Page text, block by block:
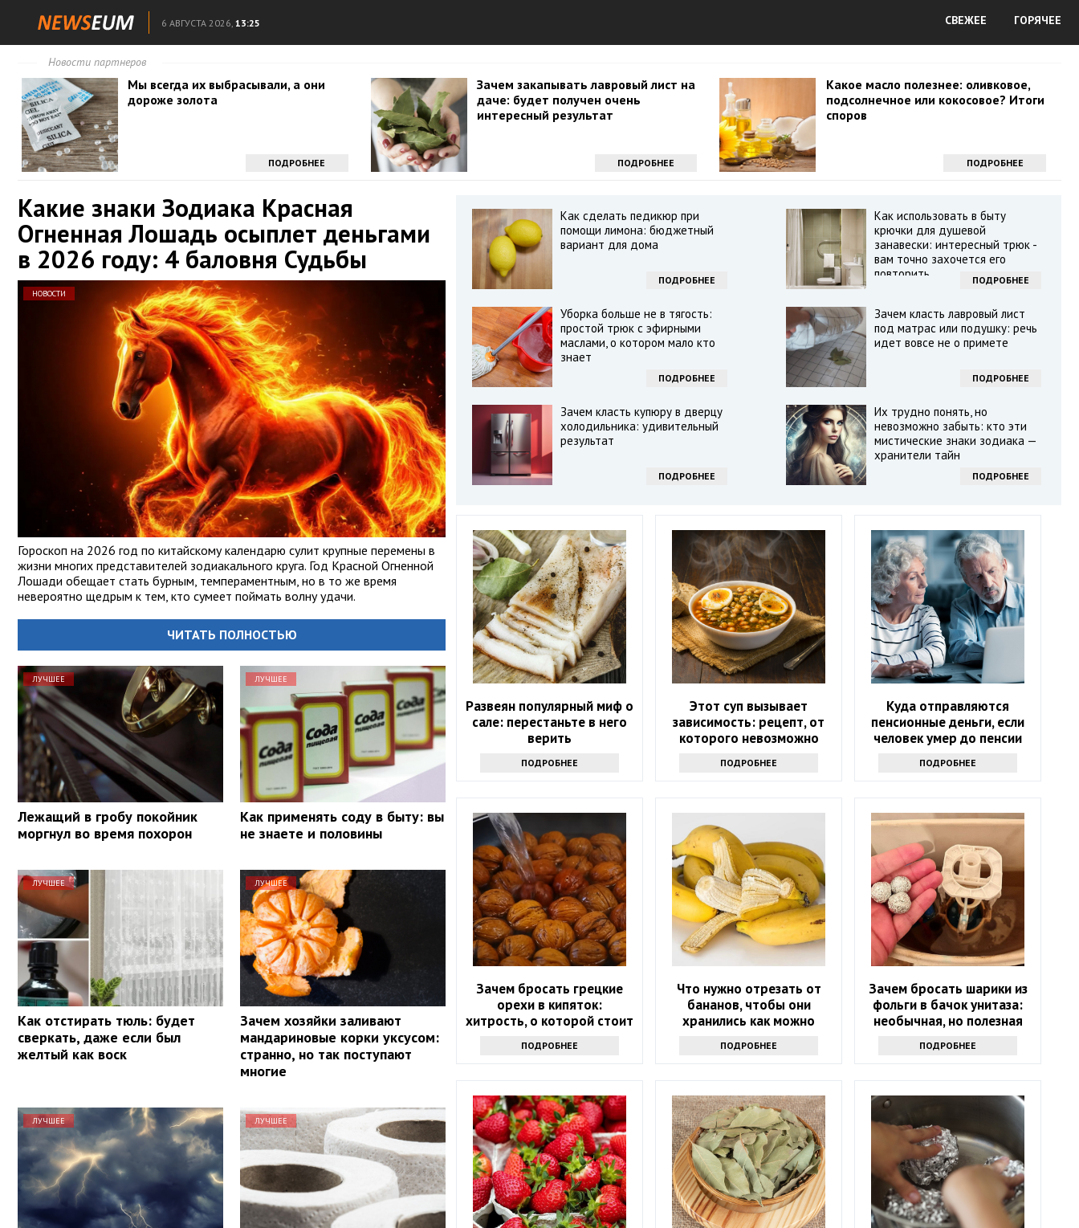
6 АВГУСТА 2026, 13:25 СВЕЖЕЕ ГОРЯЧЕЕ
Новости партнеров
Мы всегда их выбрасывали, а они
дороже золота
ПОДРОБНЕЕ
Зачем закапывать лавровый лист на
даче: будет получен очень
интересный результат
ПОДРОБНЕЕ
Какое масло полезнее: оливковое,
подсолнечное или кокосовое? Итоги
споров
ПОДРОБНЕЕ
Какие знаки Зодиака Красная
Огненная Лошадь осыплет деньгами
в 2026 году: 4 баловня Судьбы
НОВОСТИ
Гороскоп на 2026 год по китайскому календарю сулит крупные перемены в
жизни многих представителей зодиакального круга. Год Красной Огненной
Лошади обещает стать бурным, темпераментным, но в то же время
невероятно щедрым к тем, кто сумеет поймать волну удачи.
ЧИТАТЬ ПОЛНОСТЬЮ
ЛУЧШЕЕ
Лежащий в гробу покойник
моргнул во время похорон
ЛУЧШЕЕ
Как применять соду в быту: вы
не знаете и половины
ЛУЧШЕЕ
Как отстирать тюль: будет
сверкать, даже если был
желтый как воск
ЛУЧШЕЕ
Зачем хозяйки заливают
мандариновые корки уксусом:
странно, но так поступают
многие
ЛУЧШЕЕ ЛУЧШЕЕ
Как сделать педикюр при
помощи лимона: бюджетный
вариант для дома
ПОДРОБНЕЕ
Как использовать в быту
крючки для душевой
занавески: интересный трюк -
вам точно захочется его
повторить
ПОДРОБНЕЕ
Уборка больше не в тягость:
простой трюк с эфирными
маслами, о котором мало кто
знает
ПОДРОБНЕЕ
Зачем класть лавровый лист
под матрас или подушку: речь
идет вовсе не о примете
ПОДРОБНЕЕ
Зачем класть купюру в дверцу
холодильника: удивительный
результат
ПОДРОБНЕЕ
Их трудно понять, но
невозможно забыть: кто эти
мистические знаки зодиака —
хранители тайн
ПОДРОБНЕЕ
Развеян популярный миф о
сале: перестаньте в него
верить
ПОДРОБНЕЕ
Этот суп вызывает
зависимость: рецепт, от
которого невозможно
ПОДРОБНЕЕ
Куда отправляются
пенсионные деньги, если
человек умер до пенсии
ПОДРОБНЕЕ
Зачем бросать грецкие
орехи в кипяток:
хитрость, о которой стоит
ПОДРОБНЕЕ
Что нужно отрезать от
бананов, чтобы они
хранились как можно
маленькая хитрость
ПОДРОБНЕЕ
Зачем бросать шарики из
фольги в бачок унитаза:
необычная, но полезная
ПОДРОБНЕЕ